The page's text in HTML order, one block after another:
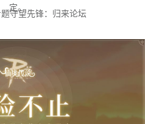
定。
守望先锋：归来论坛